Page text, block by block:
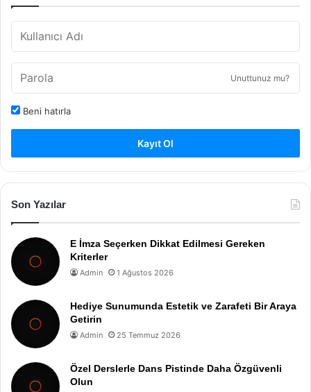
Unuttunuz mu?
Beni hatırla
Kayıt Ol
Son Yazılar
E İmza Seçerken Dikkat Edilmesi Gereken
Kriterler
Admin 1 Ağustos 2026
Hediye Sunumunda Estetik ve Zarafeti Bir Araya
Getirin
Admin 25 Temmuz 2026
Özel Derslerle Dans Pistinde Daha Özgüvenli
Olun